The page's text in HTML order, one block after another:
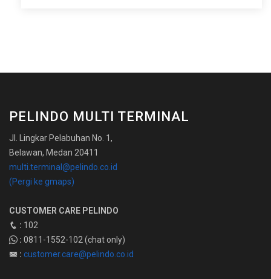
PELINDO MULTI TERMINAL
Jl. Lingkar Pelabuhan No. 1,
Belawan, Medan 20411
multi.terminal@pelindo.co.id
(Pergi ke gmaps)
CUSTOMER CARE PELINDO
: 102
: 0811-1552-102 (chat only)
: customer.care@pelindo.co.id